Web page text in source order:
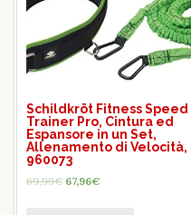
Schildkröt Fitness Speed ​​
Trainer Pro, Cintura ed
Espansore in un Set,
Allenamento di Velocità,
960073
69,99€ 67,96€